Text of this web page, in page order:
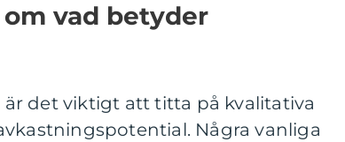
vad betyder
det viktigt att titta på kvalitativa
Några vanliga